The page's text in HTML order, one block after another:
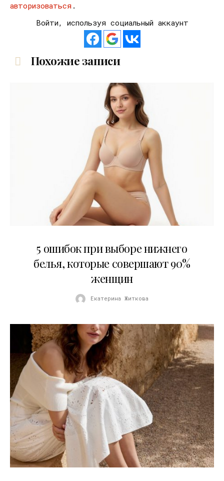
авторизоваться .
Войти, используя социальный аккаунт
Похожие записи
5 ошибок при выборе нижнего
белья, которые совершают 90%
женщин
Екатерина Житкова